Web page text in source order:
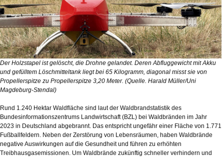
Der Holzstapel ist gelöscht, die Drohne gelandet. Deren Abfluggewicht mit Akku
und gefülltem Löschmitteltank liegt bei 65 Kilogramm, diagonal misst sie von
Propellerspitze zu Propellerspitze 3,20 Meter. (Quelle. Harald Müller/Uni
Magdeburg-Stendal)
Rund 1.240 Hektar Waldfläche sind laut der Waldbrandstatistik des
Bundesinformationszentrums Landwirtschaft (BZL) bei Waldbränden im Jahr
2023 in Deutschland abgebrannt. Das entspricht ungefähr einer Fläche von 1.771
Fußballfeldern. Neben der Zerstörung von Lebensräumen, haben Waldbrände
negative Auswirkungen auf die Gesundheit und führen zu erhöhten
Treibhausgasemissionen. Um Waldbrände zukünftig schneller verhindern und